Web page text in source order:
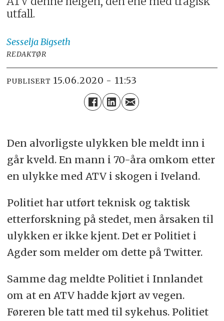
utfall.
SesseljaBigseth
REDAKTØR
PUBLISERT 15.06.2020 - 11:53
Den alvorligste ulykken ble meldt inn i
går kveld. En mann i 70-åra omkom etter
en ulykke med ATV i skogen i Iveland.
Politiet har utført teknisk og taktisk
etterforskning på stedet, men årsaken til
ulykken er ikke kjent. Det er Politiet i
Agder som melder om dette på Twitter.
Samme dag meldte Politiet i Innlandet
om at en ATV hadde kjørt av vegen.
Føreren ble tatt med til sykehus. Politiet